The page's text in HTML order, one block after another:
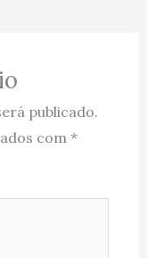
publicado.
com *